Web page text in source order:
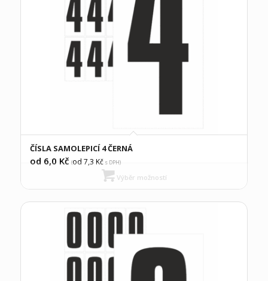
ČÍSLA SAMOLEPICÍ 4 ČERNÁ
od 6,0 Kč (od 7,3 Kčs DPH)
Výběr možností